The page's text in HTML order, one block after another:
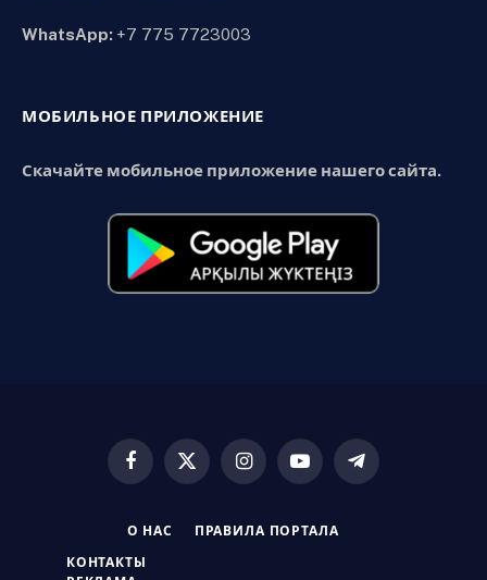
WhatsApp: +7 775 7723003
МОБИЛЬНОЕ ПРИЛОЖЕНИЕ
Скачайте мобильное приложение нашего сайта.
Facebook
X
InstagramYouTubeTelegram
О НАС ПРАВИЛА ПОРТАЛА
КОНТАКТЫ